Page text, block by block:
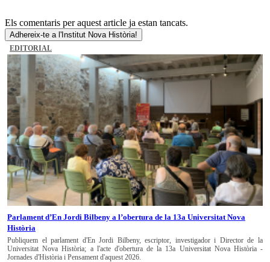
Els comentaris per aquest article ja estan tancats.
Adhereix-te a l'Institut Nova Història!
EDITORIAL
Parlament d’En Jordi Bilbeny a l’obertura de la 13a Universitat Nova
Història
Publiquem el parlament d'En Jordi Bilbeny, escriptor, investigador i Director de la
Universitat Nova Història; a l'acte d'obertura de la 13a Universitat Nova Història -
Jornades d'Història i Pensament d'aquest 2026.